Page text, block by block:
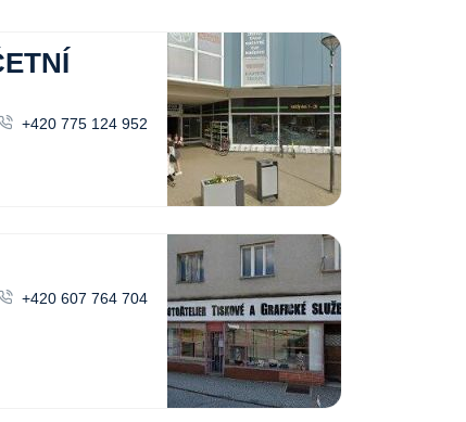
+420 775 124 952
+420 607 764 704